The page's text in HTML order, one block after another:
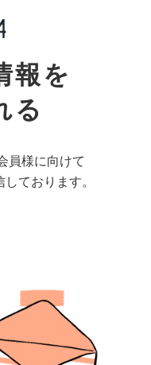
報を
る
員様に向けて
ております。